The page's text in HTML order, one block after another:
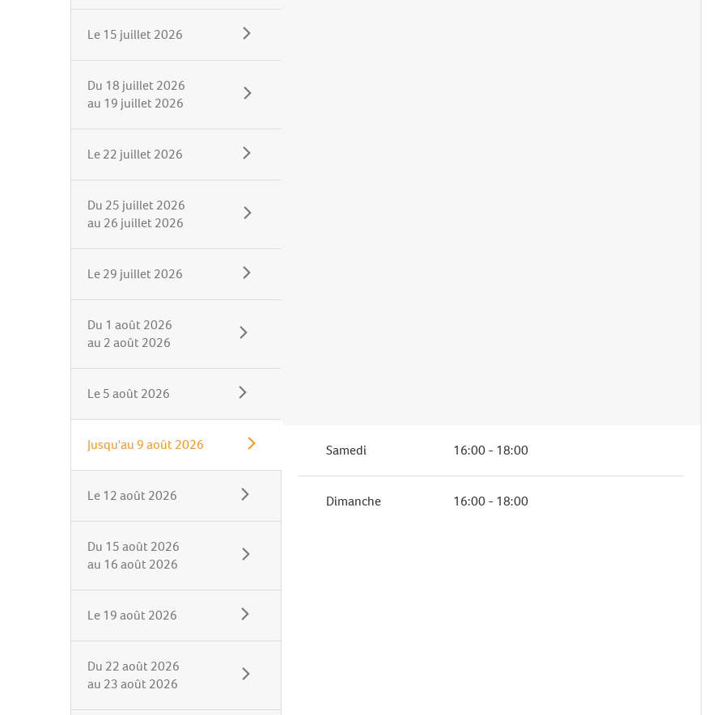
Le 15 juillet 2026
Du 18 juillet 2026
au 19 juillet 2026
Le22 juillet 2026
Du 25 juillet 2026
au 26 juillet 2026
Le29 juillet 2026
Du 1 août 2026
au 2 août 2026
Le5 août 2026
Jusqu'au 9 août 2026
Le 12 août 2026
Du 15 août 2026
au 16 août 2026
Le 19 août 2026
Du 22 août 2026
au 23 août 2026
Samedi 16:00 - 18:00
Dimanche 16:00 - 18:00